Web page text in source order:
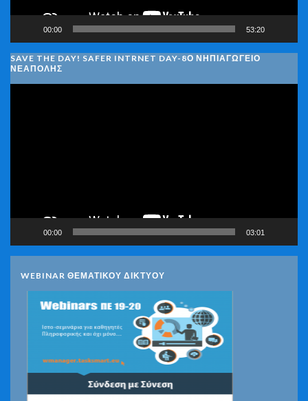
00:00 53:20
SAVE THE DAY! SAFER INTRNET DAY-8Ο ΝΗΠΙΑΓΩΓΕΙΟ
ΝΕΑΠΟΛΗΣ
00:00 03:01
WEBINAR ΘΕΜΑΤΙΚΟΥ ΔΙΚΤΥΟΥ